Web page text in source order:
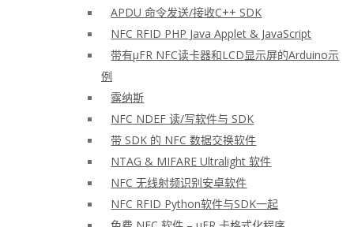
APDU 命令发送/接收C++ SDK
NFC RFID PHP Java Applet & JavaScript
带有μFR NFC读卡器和LCD显示屏的Arduino示
例
露纳斯
NFC NDEF 读/写软件与 SDK
带 SDK 的 NFC 数据交换软件
NTAG & MIFARE Ultralight 软件
NFC 无线射频识别安卓软件
NFC RFID Python软件与SDK一起